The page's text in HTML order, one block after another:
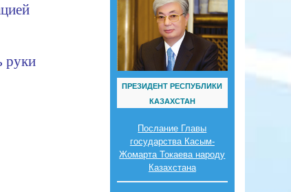
руки
ПРЕЗИДЕНТ РЕСПУБЛИКИ
КАЗАХСТАН
Послание Главы
государства Касым-
Жомарта Токаева народу
Казахстана